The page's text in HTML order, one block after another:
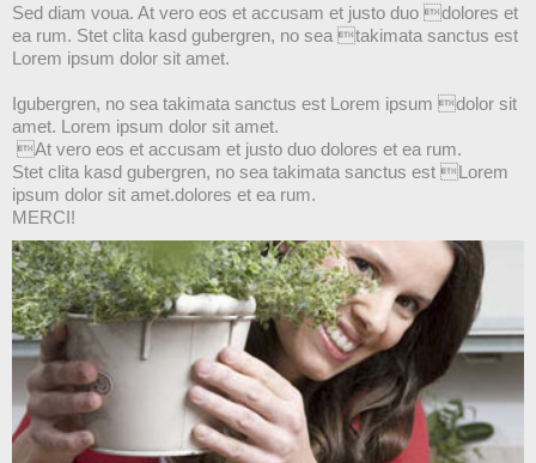
Sed diam voua. At vero eos et accusam et justo duo dolores et
ea rum. Stet clita kasd gubergren, no sea takimata sanctus est
Lorem ipsum dolor sit amet.
Igubergren, no sea takimata sanctus est Lorem ipsum dolor sit
amet. Lorem ipsum dolor sit amet.
At vero eos et accusam et justo duo dolores et ea rum.
Stet clita kasd gubergren, no sea takimata sanctus est Lorem
ipsum dolor sit amet.dolores et ea rum.
MERCI!